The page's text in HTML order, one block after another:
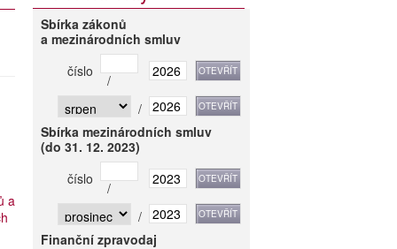
a
Sbírka zákonů
a mezinárodních smluv
číslo
/
/
Sbírka mezinárodních smluv
(do 31. 12. 2023)
číslo
/
/
Finanční zpravodaj